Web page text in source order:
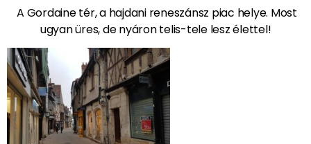
A Gordaine tér, a hajdani reneszánsz piac helye. Most
ugyan üres, de nyáron telis-tele lesz élettel!